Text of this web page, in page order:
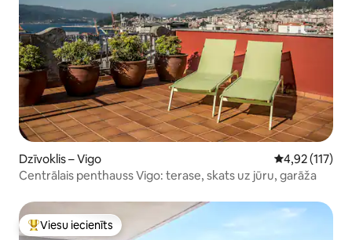
Dzīvoklis – Vigo Vidējais
4,92 (117)
Centrālais penthauss Vigo: terase, skats uz jūru, garāža
Populārs viesu iecienīts mājoklis
Viesu iecienīts